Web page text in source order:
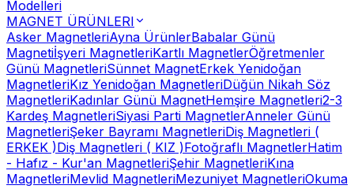
Modelleri
MAGNET ÜRÜNLERI
Asker MagnetleriAyna ÜrünlerBabalar Günü
Magnetiİşyeri MagnetleriKartlı MagnetlerÖğretmenler
Günü MagnetleriSünnet MagnetErkek Yenidoğan
MagnetleriKız Yenidoğan MagnetleriDüğün Nikah Söz
MagnetleriKadınlar Günü MagnetHemşire Magnetleri2-3
Kardeş MagnetleriSiyasi Parti MagnetlerAnneler Günü
MagnetleriŞeker Bayramı MagnetleriDiş Magnetleri (
ERKEK )Diş Magnetleri ( KIZ )Fotoğraflı MagnetlerHatim
- Hafız - Kur'an MagnetleriŞehir MagnetleriKına
MagnetleriMevlid MagnetleriMezuniyet MagnetleriOkuma